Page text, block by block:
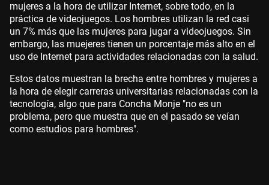
mujeres a la hora de utilizar Internet, sobre todo, en la
práctica de videojuegos. Los hombres utilizan la red casi
un 7% más que las mujeres para jugar a videojuegos. Sin
embargo, las muejeres tienen un porcentaje más alto en el
uso de Internet para actividades relacionadas con la salud.
Estos datos muestran la brecha entre hombres y mujeres a
la hora de elegir carreras universitarias relacionadas con la
tecnología, algo que para Concha Monje "no es un
problema, pero que muestra que en el pasado se veían
como estudios para hombres".